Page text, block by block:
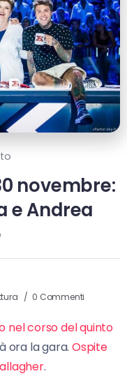
novembre:
e Andrea
0 Commenti
nel corso del quinto
ora la gara. Ospite
.